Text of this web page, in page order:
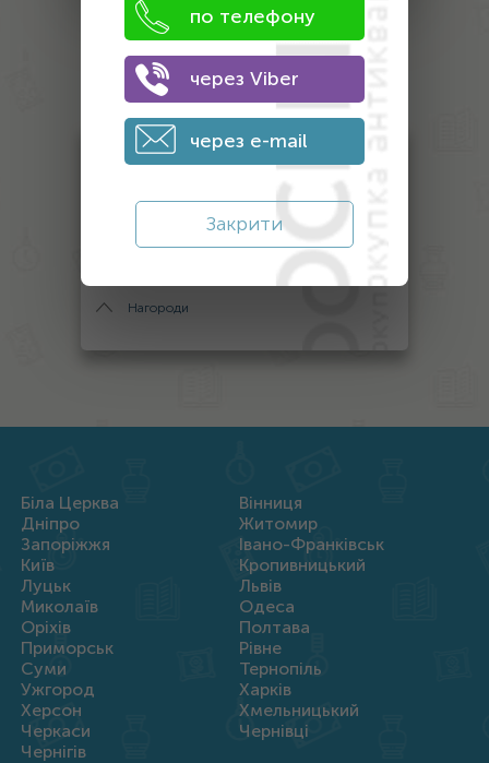
Оценка
антиквариата
Нагороди
Біла Церква
Вінниця
Дніпро
Житомир
Запоріжжя
Івано-Франківськ
Київ
Кропивницький
Луцьк
Львів
Миколаїв
Одеса
Оріхів
Полтава
Приморськ
Рівне
Суми
Тернопіль
Ужгород
Харків
Херсон
Хмельницький
Черкаси
Чернівці
Чернігів
по телефону
через Viber
через e-mail
Закрити